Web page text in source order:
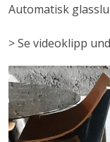
Automatisk
> Se videoklipp
Videoavspiller